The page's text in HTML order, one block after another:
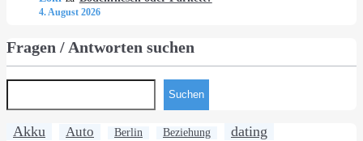
4. August 2026
Fragen / Antworten suchen
Suchen
Akku Auto Berlin Beziehung dating